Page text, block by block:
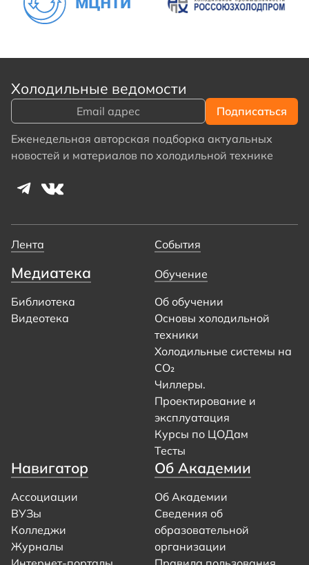
Холодильные ведомости
Еженедельная авторская подборка актуальных
новостей и материалов по холодильной технике
Лента События
Медиатека
Библиотека
Видеотека
Обучение
Об обучении
Основы холодильной
техники
Холодильные системы на
CO₂
Чиллеры.
Проектирование и
эксплуатация
Курсы по ЦОДам
Тесты
Навигатор
Ассоциации
ВУЗы
Колледжи
Журналы
Об Академии
Об Академии
Сведения об
образовательной
организации